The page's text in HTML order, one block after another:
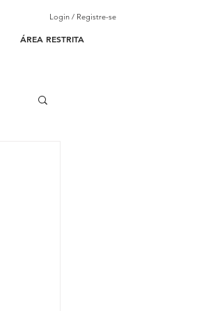
ÁREA RESTRITA
Login / Registre-se